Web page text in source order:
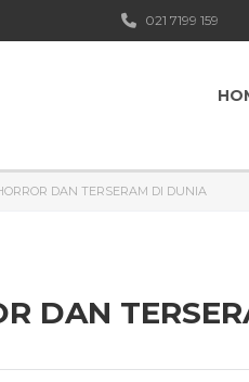
021 7199 159
DAN TERSERAM DI DUNIA
DAN